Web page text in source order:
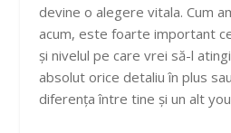
devine o alegere vitala. Cum
acum, este foarte important
și nivelul pe care vrei să-l
absolut orice detaliu în plus
diferența între tine și un alt